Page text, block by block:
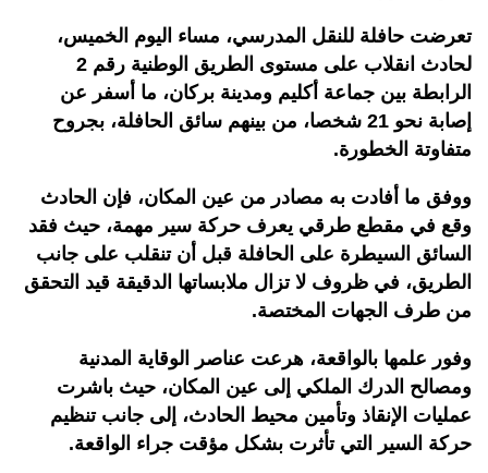
تعرضت حافلة للنقل المدرسي، مساء اليوم الخميس،
لحادث انقلاب على مستوى الطريق الوطنية رقم 2
الرابطة بين جماعة أكليم ومدينة بركان، ما أسفر عن
إصابة نحو 21 شخصا، من بينهم سائق الحافلة، بجروح
متفاوتة الخطورة.
ووفق ما أفادت به مصادر من عين المكان، فإن الحادث
وقع في مقطع طرقي يعرف حركة سير مهمة، حيث فقد
السائق السيطرة على الحافلة قبل أن تنقلب على جانب
الطريق، في ظروف لا تزال ملابساتها الدقيقة قيد التحقق
من طرف الجهات المختصة.
وفور علمها بالواقعة، هرعت عناصر الوقاية المدنية
ومصالح الدرك الملكي إلى عين المكان، حيث باشرت
عمليات الإنقاذ وتأمين محيط الحادث، إلى جانب تنظيم
حركة السير التي تأثرت بشكل مؤقت جراء الواقعة.